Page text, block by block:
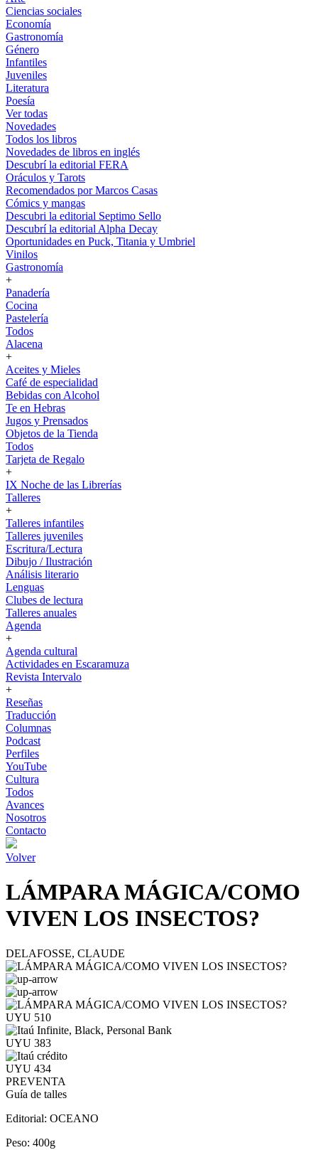
Ciencias sociales
Economía
Gastronomía
Género
Infantiles
Juveniles
Literatura
Poesía
Ver todas
Novedades
Todos los libros
Novedades de libros en inglés
Descubrí la editorial FERA
Oráculos y Tarots
Recomendados por Marcos Casas
Cómics y mangas
Descubri la editorial Septimo Sello
Descubrí la editorial Alpha Decay
Oportunidades en Puck, Titania y Umbriel
Vinilos
Gastronomía
+
Panadería
Cocina
Pastelería
Todos
Alacena
+
Aceites y Mieles
Café de especialidad
Bebidas con Alcohol
Te en Hebras
Jugos y Prensados
Objetos de la Tienda
Todos
Tarjeta de Regalo
+
IX Noche de las Librerías
Talleres
+
Talleres infantiles
Talleres juveniles
Escritura/Lectura
Dibujo / Ilustración
Análisis literario
Lenguas
Clubes de lectura
Talleres anuales
Agenda
+
Agenda cultural
Actividades en Escaramuza
Revista Intervalo
+
Reseñas
Traducción
Columnas
Podcast
Perfiles
YouTube
Cultura
Todos
Avances
Nosotros
Contacto
Volver
LÁMPARA MÁGICA/COMO
VIVEN LOS INSECTOS?
DELAFOSSE, CLAUDE
UYU 510
UYU 383
UYU 434
PREVENTA
Guía de talles
Editorial: OCEANO
Peso: 400g